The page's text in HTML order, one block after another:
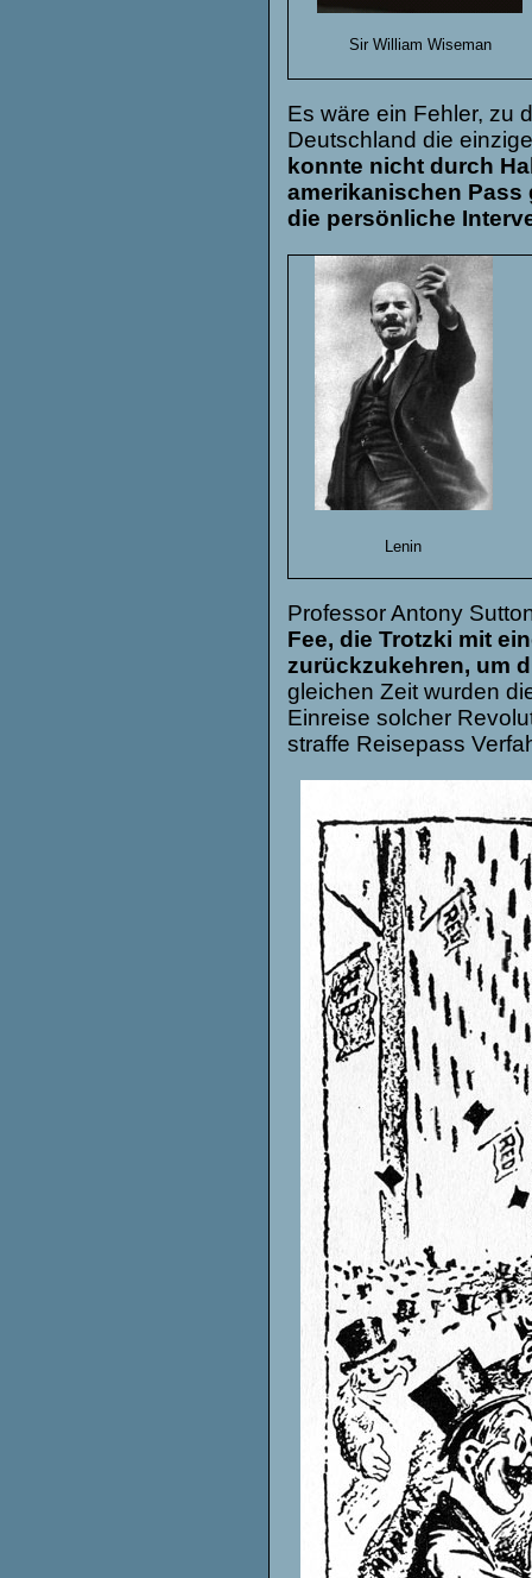
Sir William Wiseman
Es wäre ein Fehler, zu
Deutschland die
konnte nicht durch
amerikanischen Pass
die persönliche
Lenin
Professor Antony
Fee, die Trotzki mit
zurückzukehren, um
gleichen Zeit wurden
Einreise solcher
straffe Reisepass